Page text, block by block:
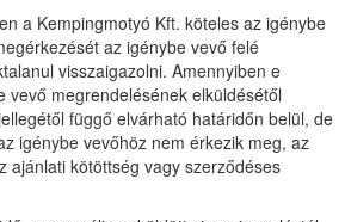
a Kempingmotyó Kft. köteles az igénybe
az igénybe vevő felé
visszaigazolni. Amennyiben e
vevő megrendelésének elküldésétől
függő elvárható határidőn belül, de
igénybe vevőhöz nem érkezik meg, az
ajánlati kötöttség vagy szerződéses